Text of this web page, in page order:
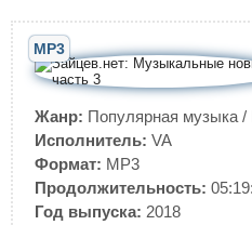
MP3
Жанр: Популярная музыка /
Исполнитель: VA
Формат: MP3
Продолжительность:
Год выпуска: 2018